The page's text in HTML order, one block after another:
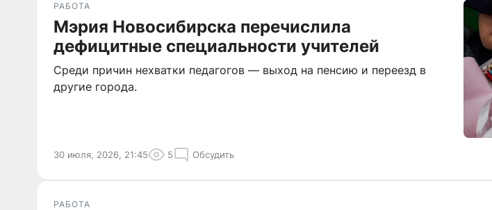
РАБОТА
Мэрия Новосибирска перечислила
дефицитные специальности учителей
Среди причин нехватки педагогов — выход на пенсию и переезд в
другие города.
30 июля, 2026, 21:45 5 Обсудить
РАБОТА